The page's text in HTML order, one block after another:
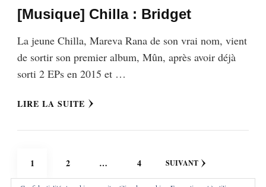
[Musique] Chilla : Bridget
La jeune Chilla, Mareva Rana de son vrai nom, vient
de sortir son premier album, Mûn, après avoir déjà
sorti 2 EPs en 2015 et …
LIRE LA SUITE
Pagination
des
PAGE
1 PAGE
2 … PAGE
4 SUIVANT